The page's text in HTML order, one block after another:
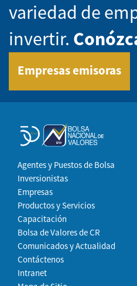
variedad de
invertir.
Empresas emisoras
Agentes y Puestos de Bolsa
Inversionistas
Empresas
Productos y Servicios
Capacitación
Bolsa de Valores de CR
Comunicados y Actualidad
Contáctenos
Intranet